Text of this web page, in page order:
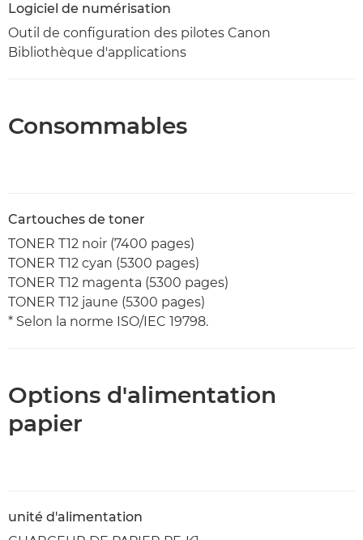
Logiciel de numérisation
Outil de configuration des pilotes Canon
Bibliothèque d'applications
Consommables
Cartouches de toner
TONER T12 noir (7400 pages)
TONER T12 cyan (5300 pages)
TONER T12 magenta (5300 pages)
TONER T12 jaune (5300 pages)
* Selon la norme ISO/IEC 19798.
Options d'alimentation
papier
unité d'alimentation